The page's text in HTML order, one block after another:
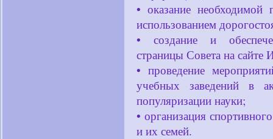
• оказание
использованием
• создание и
страницы Совета на
• проведение
учебных заведений в
популяризации науки;
• организация
и их семей.